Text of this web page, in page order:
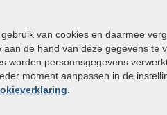
gebruik van cookies en daarmee
de hand van deze gegevens
worden persoonsgegevens
moment aanpassen in de